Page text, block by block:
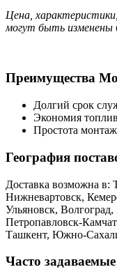
Цена,
могут быть изменены
Преимущества
Долгий срок
Экономия
Простота
География
Доставка возможна в:
Нижневартовск,
Ульяновск,
Петропавловск-
Ташкент, Южно-
Часто